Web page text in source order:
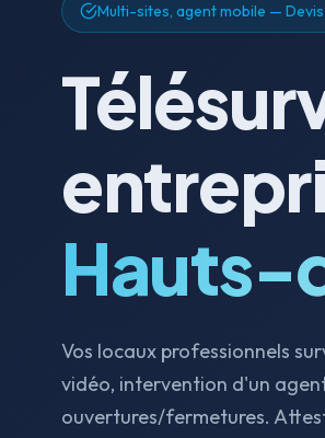
Multi-sites, agent mobile —
Hauts-
Vos locaux professionnels
vidéo, intervention d'un
ouvertures/fermetures.